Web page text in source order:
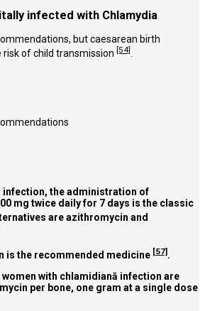
infected with Chlamydia
but caesarean birth
of child transmission [54]
infection, the administration of
mg twice daily for 7 days is the classic
are azithromycin and
is the recommended medicine [57] .
women with chlamidiană infection are
per bone, one gram at a single dose